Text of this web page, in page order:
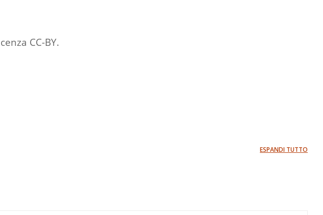
CC-BY.
ESPANDI TUTTO